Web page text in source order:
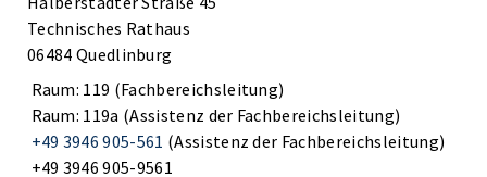
Technisches Rathaus
06484 Quedlinburg
Raum: 119 (Fachbereichsleitung)
Raum: 119a (Assistenz der Fachbereichsleitung)
+49 3946 905-561 (Assistenz der Fachbereichsleitung)
+49 3946 905-9561